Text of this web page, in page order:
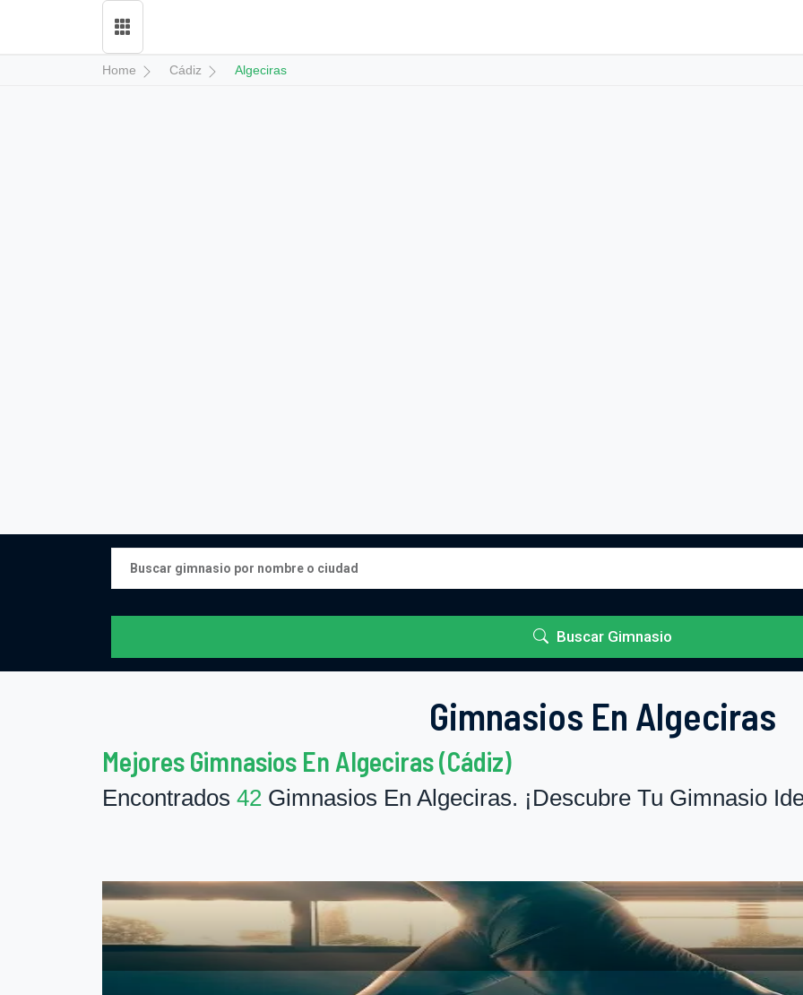
Home Cádiz Algeciras
Buscar Gimnasio
Gimnasios En Algeciras
Mejores Gimnasios En Algeciras (Cádiz)
Encontrados 42 Gimnasios En Algeciras. ¡Descubre Tu Gimnasio